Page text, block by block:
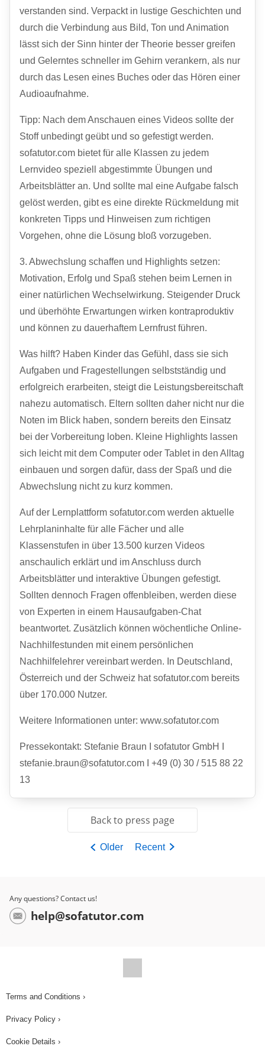
verstanden sind. Verpackt in lustige Geschichten und
durch die Verbindung aus Bild, Ton und Animation
lässt sich der Sinn hinter der Theorie besser greifen
und Gelerntes schneller im Gehirn verankern, als nur
durch das Lesen eines Buches oder das Hören einer
Audioaufnahme.
Tipp: Nach dem Anschauen eines Videos sollte der
Stoff unbedingt geübt und so gefestigt werden.
sofatutor.com bietet für alle Klassen zu jedem
Lernvideo speziell abgestimmte Übungen und
Arbeitsblätter an. Und sollte mal eine Aufgabe falsch
gelöst werden, gibt es eine direkte Rückmeldung mit
konkreten Tipps und Hinweisen zum richtigen
Vorgehen, ohne die Lösung bloß vorzugeben.
3. Abwechslung schaffen und Highlights setzen:
Motivation, Erfolg und Spaß stehen beim Lernen in
einer natürlichen Wechselwirkung. Steigender Druck
und überhöhte Erwartungen wirken kontraproduktiv
und können zu dauerhaftem Lernfrust führen.
Was hilft? Haben Kinder das Gefühl, dass sie sich
Aufgaben und Fragestellungen selbstständig und
erfolgreich erarbeiten, steigt die Leistungsbereitschaft
nahezu automatisch. Eltern sollten daher nicht nur die
Noten im Blick haben, sondern bereits den Einsatz
bei der Vorbereitung loben. Kleine Highlights lassen
sich leicht mit dem Computer oder Tablet in den Alltag
einbauen und sorgen dafür, dass der Spaß und die
Abwechslung nicht zu kurz kommen.
Auf der Lernplattform sofatutor.com werden aktuelle
Lehrplaninhalte für alle Fächer und alle
Klassenstufen in über 13.500 kurzen Videos
anschaulich erklärt und im Anschluss durch
Arbeitsblätter und interaktive Übungen gefestigt.
Sollten dennoch Fragen offenbleiben, werden diese
von Experten in einem Hausaufgaben-Chat
beantwortet. Zusätzlich können wöchentliche Online-
Nachhilfestunden mit einem persönlichen
Nachhilfelehrer vereinbart werden. In Deutschland,
Österreich und der Schweiz hat sofatutor.com bereits
über 170.000 Nutzer.
Weitere Informationen unter: www.sofatutor.com
Pressekontakt: Stefanie Braun I sofatutor GmbH I
stefanie.braun@sofatutor.com I +49 (0) 30 / 515 88 22
13
Back to press page
Older Recent
Any questions? Contact us!
help@sofatutor.com
Terms and Conditions ›
Privacy Policy ›
Cookie Details ›